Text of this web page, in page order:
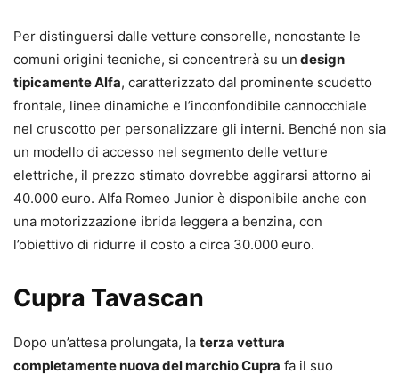
Per distinguersi dalle vetture consorelle, nonostante le
comuni origini tecniche, si concentrerà su un design
tipicamente Alfa, caratterizzato dal prominente scudetto
frontale, linee dinamiche e l’inconfondibile cannocchiale
nel cruscotto per personalizzare gli interni. Benché non sia
un modello di accesso nel segmento delle vetture
elettriche, il prezzo stimato dovrebbe aggirarsi attorno ai
40.000 euro. Alfa Romeo Junior è disponibile anche con
una motorizzazione ibrida leggera a benzina, con
l’obiettivo di ridurre il costo a circa 30.000 euro.
Cupra Tavascan
Dopo un’attesa prolungata, la terza vettura
completamente nuova del marchio Cupra fa il suo